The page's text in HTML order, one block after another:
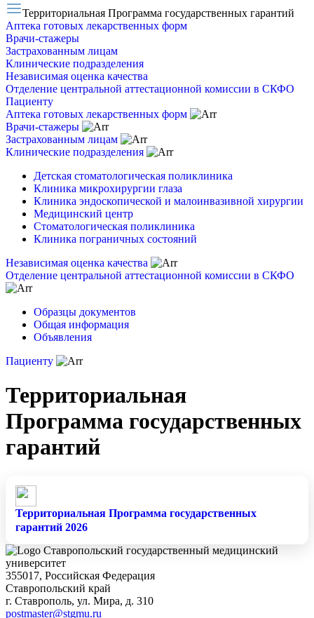
Территориальная Программа государственных гарантий
Аптека готовых лекарственных форм
Врачи-стажеры
Застрахованным лицам
Клинические подразделения
Независимая оценка качества
Отделение центральной аттестационной комиссии в СКФО
Пациенту
Аптека готовых лекарственных форм
Врачи-стажеры
Застрахованным лицам
Клинические подразделения
Детская стоматологическая поликлиника
Клиника микрохирургии глаза
Клиника эндоскопической и малоинвазивной хирургии
Медицинский центр
Стоматологическая поликлиника
Клиника пограничных состояний
Независимая оценка качества
Отделение центральной аттестационной комиссии в СКФО
Образцы документов
Общая информация
Объявления
Пациенту
Территориальная
Программа государственных
гарантий
Территориальная Программа государственных
гарантий 2026
Ставропольский государственный медицинский
университет
355017, Российская Федерация
Ставропольский край
г. Ставрополь, ул. Мира, д. 310
postmaster@stgmu.ru